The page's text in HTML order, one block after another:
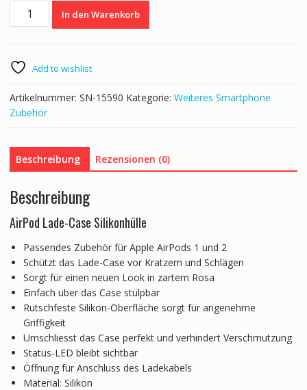
Schutzhülle
AirPod
Menge
In den Warenkorb
Add to wishlist
Artikelnummer: SN-15590 Kategorie: Weiteres Smartphone
Zubehör
Beschreibung Rezensionen (0)
Beschreibung
AirPod Lade-Case Silikonhülle
Passendes Zubehör für Apple AirPods 1 und 2
Schützt das Lade-Case vor Kratzern und Schlägen
Sorgt für einen neuen Look in zartem Rosa
Einfach über das Case stülpbar
Rutschfeste Silikon-Oberfläche sorgt für angenehme
Griffigkeit
Umschliesst das Case perfekt und verhindert Verschmutzung
Status-LED bleibt sichtbar
Öffnung für Anschluss des Ladekabels
Material: Silikon